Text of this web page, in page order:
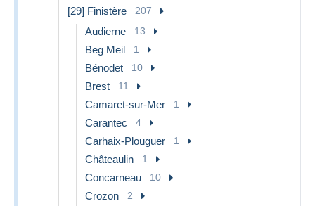
[29] Finistère 207
Audierne 13
Beg Meil 1
Bénodet 10
Brest 11
Camaret-sur-Mer 1
Carantec 4
Carhaix-Plouguer 1
Châteaulin 1
Concarneau 10
Crozon 2